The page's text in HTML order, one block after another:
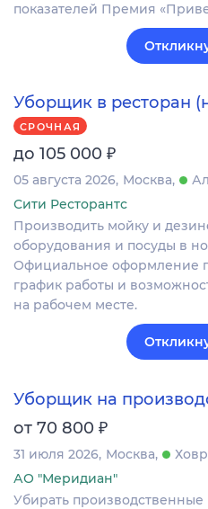
пoкaзатeлeй Пpeмия
Уборщик в ресторан
СРОЧНАЯ
до 105 000 ₽
05 августа 2026 Москва
Сити Ресторантс
Производить мойку и
оборудования и посуды в
Официальное оформление
график работы и
на рабочем месте.
Уборщик на
от 70 800 ₽
31 июля 2026 Москва
АО "Меридиан"
Убирать